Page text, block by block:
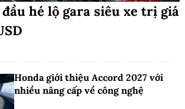
hé lộ gara siêu xe trị giá
Honda giới thiệu Accord 2027 với
nhiều nâng cấp về công nghệ